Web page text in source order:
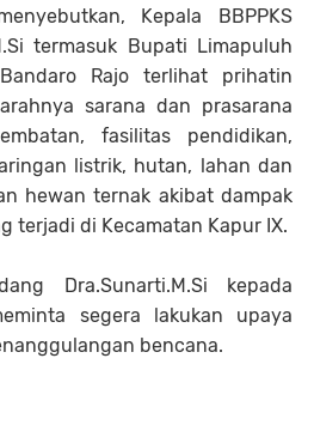
Kepala BBPPKS
termasuk Bupati Limapuluh
Rajo terlihat prihatin
sarana dan prasarana
fasilitas pendidikan,
listrik, hutan, lahan dan
hewan ternak akibat dampak
terjadi di Kecamatan Kapur IX.
Dra.Sunarti.M.Si kepada
segera lakukan upaya
bencana.